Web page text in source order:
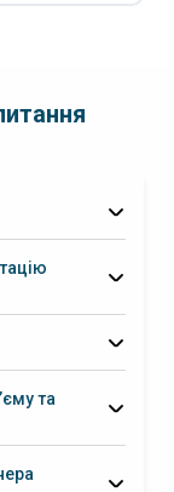
контейнера
та
базові